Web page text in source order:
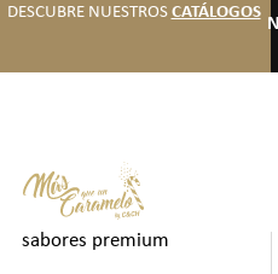
DESCUBRE NUESTROS CATÁLOGOS
Inicio/ Hoteles
productos/ Trufas de
sabores premium